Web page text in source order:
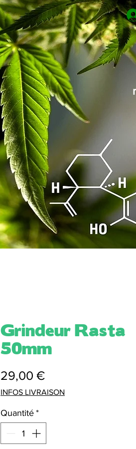
Grindeur Rasta
50mm
29,00 €Prix
INFOS LIVRAISON
Quantité *